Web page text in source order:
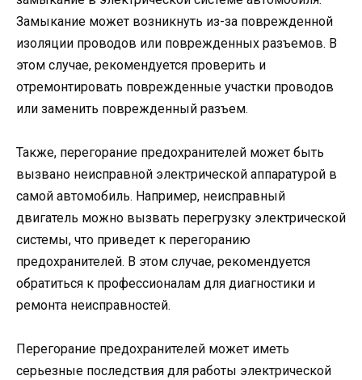
Замыкание может возникнуть из-за поврежденной
изоляции проводов или поврежденных разъемов. В
этом случае, рекомендуется проверить и
отремонтировать поврежденные участки проводов
или заменить поврежденный разъем.
Также, перегорание предохранителей может быть
вызвано неисправной электрической аппаратурой в
самой автомобиль. Например, неисправный
двигатель можно вызвать перегрузку электрической
системы, что приведет к перегоранию
предохранителей. В этом случае, рекомендуется
обратиться к профессионалам для диагностики и
ремонта неисправностей.
Перегорание предохранителей может иметь
серьезные последствия для работы электрической